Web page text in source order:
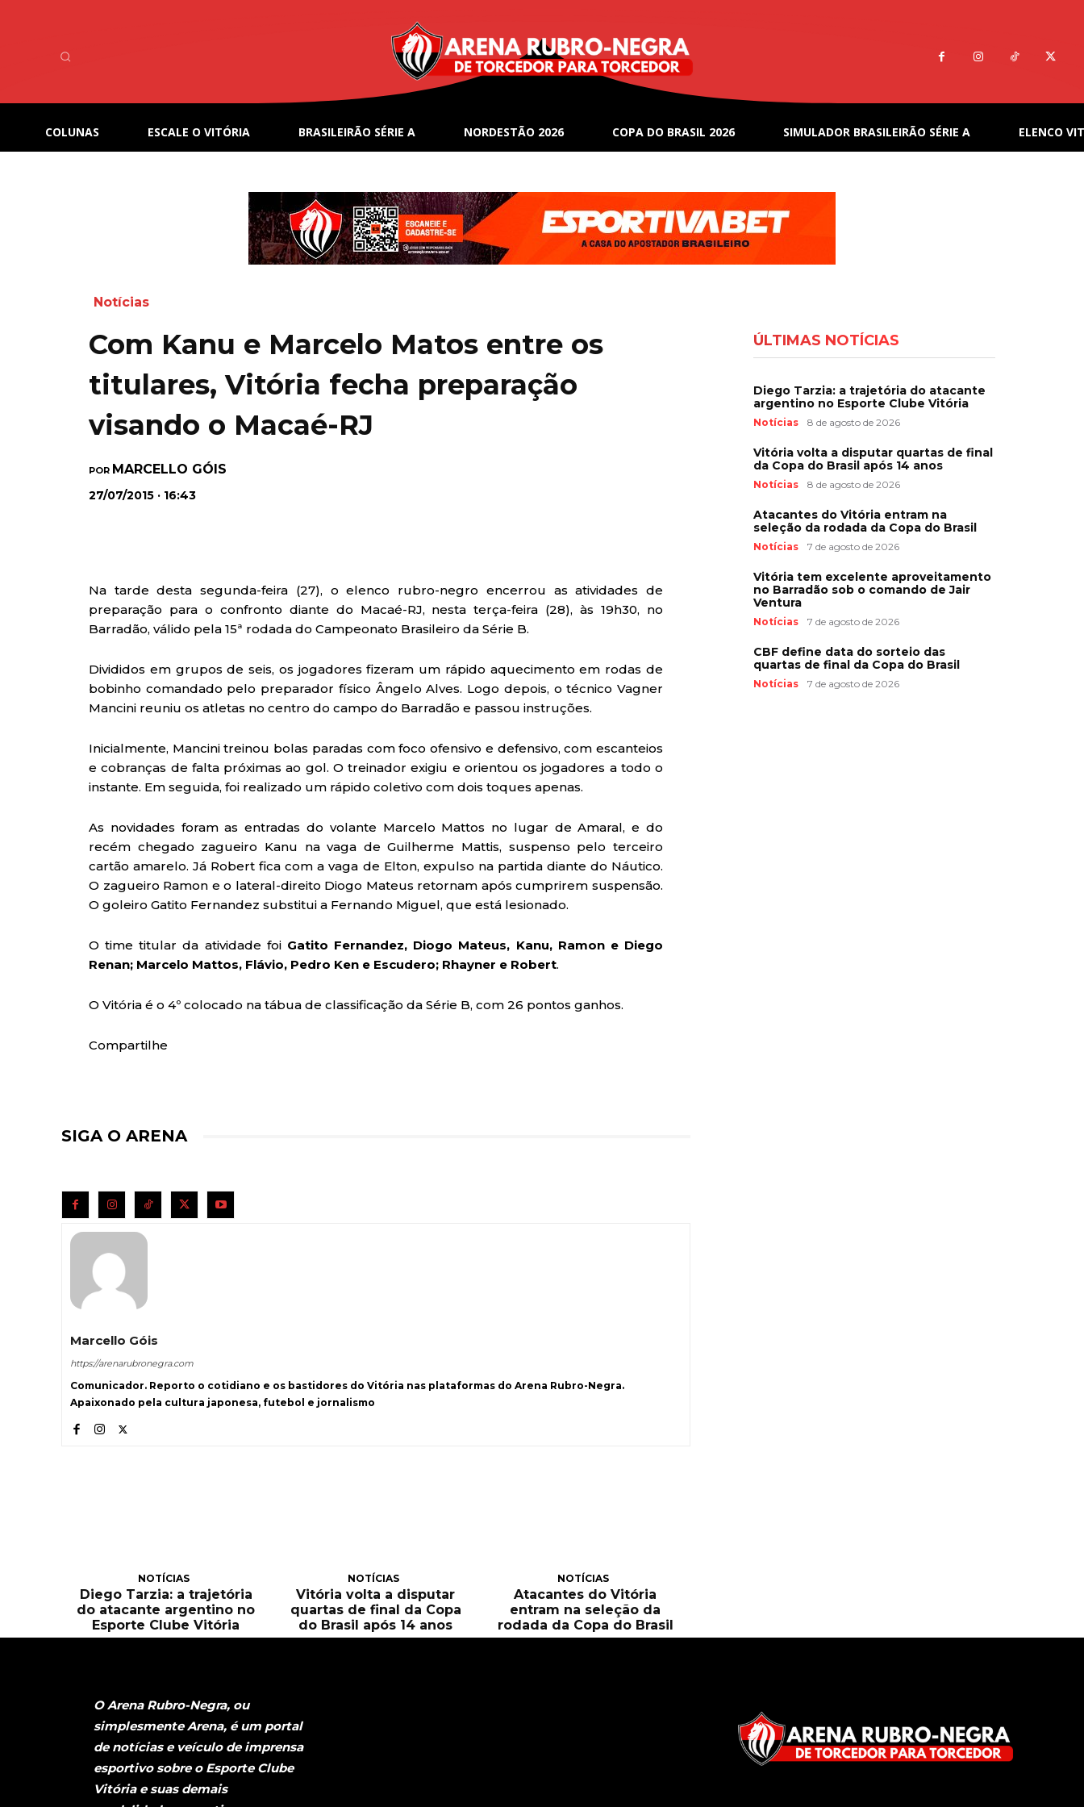
COLUNAS ESCALE O VITÓRIA BRASILEIRÃO SÉRIE A NORDESTÃO 2026 COPA DO BRASIL 2026 SIMULADOR BRASILEIRÃO SÉRIE A ELENCO
Notícias
Com Kanu e Marcelo Matos entre os
titulares, Vitória fecha preparação
visando o Macaé-RJ
POR MARCELLO GÓIS
27/07/2015 · 16:43
Na tarde desta segunda-feira (27), o elenco rubro-negro encerrou as atividades de
preparação para o confronto diante do Macaé-RJ, nesta terça-feira (28), às 19h30, no
Barradão, válido pela 15ª rodada do Campeonato Brasileiro da Série B.
Divididos em grupos de seis, os jogadores fizeram um rápido aquecimento em rodas de
bobinho comandado pelo preparador físico Ângelo Alves. Logo depois, o técnico Vagner
Mancini reuniu os atletas no centro do campo do Barradão e passou instruções.
Inicialmente, Mancini treinou bolas paradas com foco ofensivo e defensivo, com escanteios
e cobranças de falta próximas ao gol. O treinador exigiu e orientou os jogadores a todo o
instante. Em seguida, foi realizado um rápido coletivo com dois toques apenas.
As novidades foram as entradas do volante Marcelo Mattos no lugar de Amaral, e do
recém chegado zagueiro Kanu na vaga de Guilherme Mattis, suspenso pelo terceiro
cartão amarelo. Já Robert fica com a vaga de Elton, expulso na partida diante do Náutico.
O zagueiro Ramon e o lateral-direito Diogo Mateus retornam após cumprirem suspensão.
O goleiro Gatito Fernandez substitui a Fernando Miguel, que está lesionado.
O time titular da atividade foi Gatito Fernandez, Diogo Mateus, Kanu, Ramon e Diego
Renan; Marcelo Mattos, Flávio, Pedro Ken e Escudero; Rhayner e Robert.
O Vitória é o 4º colocado na tábua de classificação da Série B, com 26 pontos ganhos.
Compartilhe
SIGA O ARENA
Marcello Góis
https://arenarubronegra.com
Comunicador. Reporto o cotidiano e os bastidores do Vitória nas plataformas do Arena Rubro-Negra.
Apaixonado pela cultura japonesa, futebol e jornalismo
NOTÍCIAS
Diego Tarzia: a trajetória
do atacante argentino no
Esporte Clube Vitória
NOTÍCIAS
Vitória volta a disputar
quartas de final da Copa
do Brasil após 14 anos
NOTÍCIAS
Atacantes do Vitória
entram na seleção da
rodada da Copa do Brasil
ÚLTIMAS NOTÍCIAS
Diego Tarzia: a trajetória do atacante
argentino no Esporte Clube Vitória
Notícias 8 de agosto de 2026
Vitória volta a disputar quartas de final
da Copa do Brasil após 14 anos
Notícias 8 de agosto de 2026
Atacantes do Vitória entram na
seleção da rodada da Copa do Brasil
Notícias 7 de agosto de 2026
Vitória tem excelente aproveitamento
no Barradão sob o comando de Jair
Ventura
Notícias 7 de agosto de 2026
CBF define data do sorteio das
quartas de final da Copa do Brasil
Notícias 7 de agosto de 2026
O Arena Rubro-Negra, ou
simplesmente Arena, é um portal
de notícias e veículo de imprensa
esportivo sobre o Esporte Clube
Vitória e suas demais